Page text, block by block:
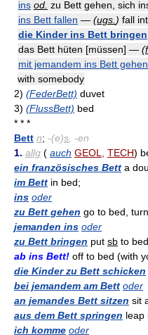
ins od. zu Bett gehen, sich
ins Bett fallen — (ugs. ) fall
die Kinder ins Bett bringen
das Bett hüten [müssen] — (
mit jemandem ins Bett gehen
with somebody
2) (FederBett) duvet
3) (FlussBett) bed
* * *
Bett n; -(e)s , -en
1. allg ( auch GEOL TECH)
ein französisches Bett a
im Bett in bed;
ins oder
zu Bett gehen go to bed,
jemanden ins oder
zu Bett bringen put sb to
ab ins Bett! off to bed (with
die Kinder zu Bett schicken
bei jemandem am Bett oder
an jemandes Bett sitzen sit
aus dem Bett springen leap
ich komme oder